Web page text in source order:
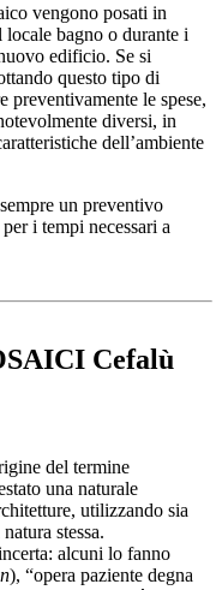
vengono posati in
bagno o durante i
edificio. Se si
questo tipo di
preventivamente le spese,
diversi, in
dell’ambiente
un preventivo
i tempi necessari a
Cefalù
del termine
una naturale
utilizzando sia
stessa.
alcuni lo fanno
), “opera paziente degna